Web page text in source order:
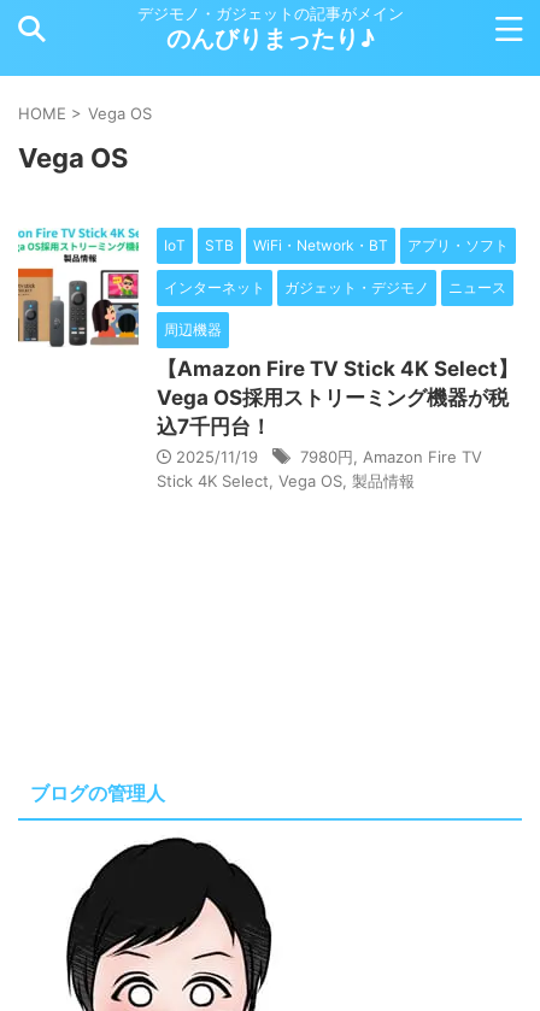
デジモノ・ガジェットの記事がメイン
のんびりまったり♪
HOME > Vega OS
Vega OS
IoT STB WiFi・Network・BT アプリ・ソフト
インターネット ガジェット・デジモノ ニュース
周辺機器
【Amazon Fire TV Stick 4K Select】
Vega OS採用ストリーミング機器が税
込7千円台！
2025/11/19 7980円
Amazon Fire TV
Stick 4K Select Vega OS 製品情報
ブログの管理人